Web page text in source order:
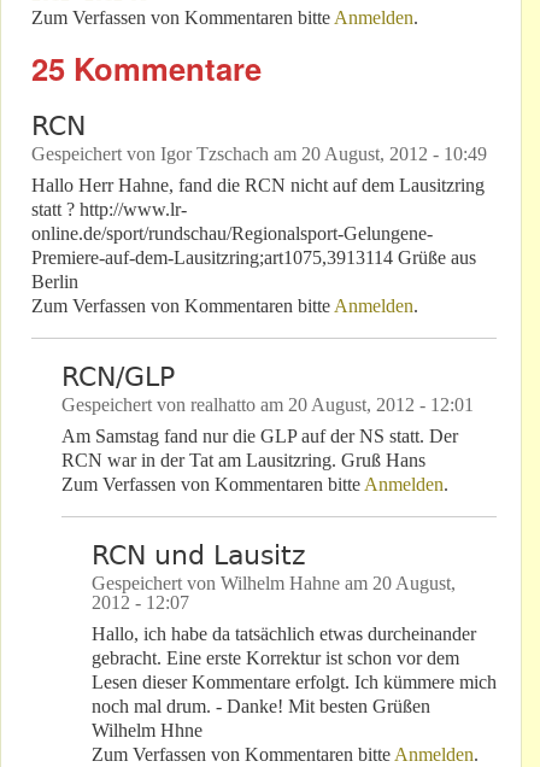
Zum Verfassen von Kommentaren bitte Anmelden.
25 Kommentare
RCN
Gespeichert von Igor Tzschach am 20 August, 2012 - 10:49
Hallo Herr Hahne, fand die RCN nicht auf dem Lausitzring
statt ? http://www.lr-
online.de/sport/rundschau/Regionalsport-Gelungene-
Premiere-auf-dem-Lausitzring;art1075,3913114 Grüße aus
Berlin
Zum Verfassen von Kommentaren bitte Anmelden.
RCN/GLP
Gespeichert von realhatto am 20 August, 2012 - 12:01
Am Samstag fand nur die GLP auf der NS statt. Der
RCN war in der Tat am Lausitzring. Gruß Hans
Zum Verfassen von Kommentaren bitte Anmelden.
RCN und Lausitz
Gespeichert von Wilhelm Hahne am 20 August,
2012 - 12:07
Hallo, ich habe da tatsächlich etwas durcheinander
gebracht. Eine erste Korrektur ist schon vor dem
Lesen dieser Kommentare erfolgt. Ich kümmere mich
noch mal drum. - Danke! Mit besten Grüßen
Wilhelm Hhne
Zum Verfassen von Kommentaren bitte Anmelden.